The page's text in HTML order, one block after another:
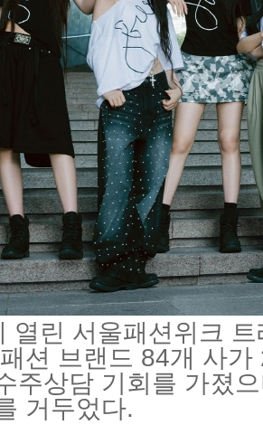
열린 서울패션위크
션 브랜드 84개 사
주상담 기회를 가졌
거두었다.